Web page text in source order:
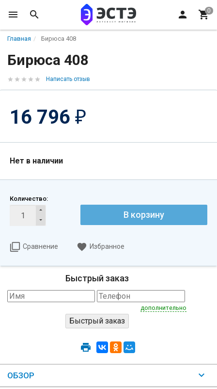
Главная Бирюса 408
Бирюса 408
Написать отзыв
16 796 ₽
Нет в наличии
Количество:
В корзину
Сравнение Избранное
Быстрый заказ
дополнительно
ОБЗОР